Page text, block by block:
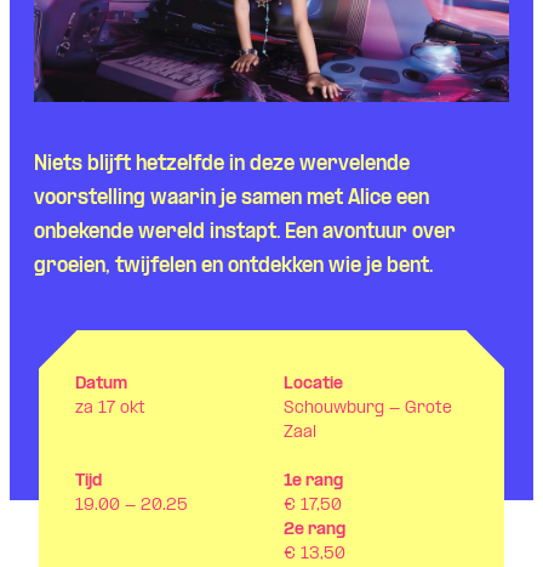
Skip navigatie
Niets blijft hetzelfde in deze wervelende
voorstelling waarin je samen met Alice een
onbekende wereld instapt. Een avontuur over
groeien, twijfelen en ontdekken wie je bent.
Datum
za 17 okt
Locatie
Schouwburg - Grote
Zaal
Tijd
19.00 - 20.25
1e rang
€ 17,50
2e rang
€ 13,50